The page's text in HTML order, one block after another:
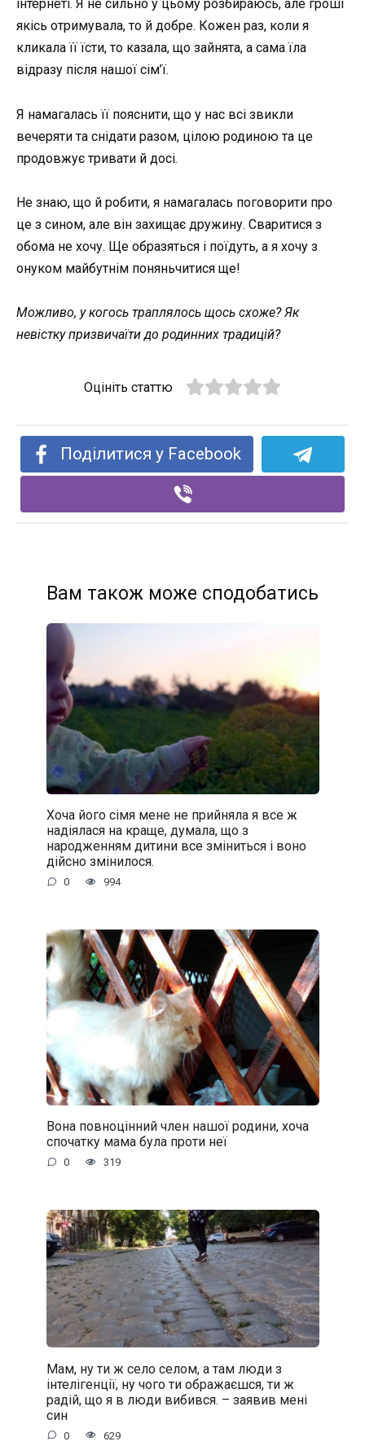
інтернеті. Я не сильно у цьому розбираюсь, але гроші
якісь отримувала, то й добре. Кожен раз, коли я
кликала її їсти, то казала, що зайнята, а сама їла
відразу після нашої сім’ї.
Я намагалась її пояснити, що у нас всі звикли
вечеряти та снідати разом, цілою родиною та це
продовжує тривати й досі.
Не знаю, що й робити, я намагалась поговорити про
це з сином, але він захищає дружину. Сваритися з
обома не хочу. Ще образяться і поїдуть, а я хочу з
онуком майбутнім поняньчитися ще!
Можливо, у когось траплялось щось схоже? Як
невістку призвичаїти до родинних традицій?
Оцініть статтю
Поділитися у Facebook
Вам також може сподобатись
Хоча його сімя мене не прийняла я все ж
надіялася на краще, думала, що з
народженням дитини все зміниться і воно
дійсно змінилося.
0 994
Вона повноцінний член нашої родини, хоча
спочатку мама була проти неї
0 319
Мам, ну ти ж село селом, а там люди з
інтелігенції, ну чого ти ображаєшся, ти ж
радій, що я в люди вибився. – заявив мені
син
0 629